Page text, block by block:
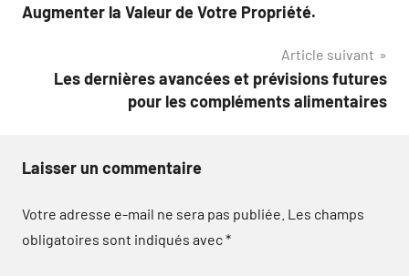
Augmenter la Valeur de Votre Propriété.
Article suivant
Les dernières avancées et prévisions futures
pour les compléments alimentaires
Laisser un commentaire
Votre adresse e-mail ne sera pas publiée. Les champs
obligatoires sont indiqués avec*